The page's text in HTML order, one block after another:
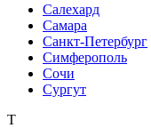
Салехард
Самара
Санкт-Петербург
Симферополь
Сочи
Сургут
Т